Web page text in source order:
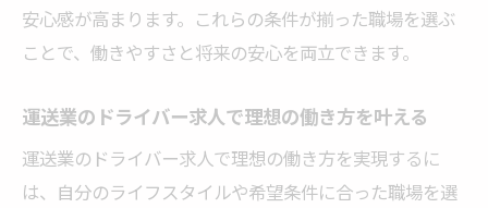
安心感が高まります。これらの条件が揃った職場を選ぶ
ことで、働きやすさと将来の安心を両立できます。
運送業のドライバー求人で理想の働き方を叶える
運送業のドライバー求人で理想の働き方を実現するに
は、自分のライフスタイルや希望条件に合った職場を選